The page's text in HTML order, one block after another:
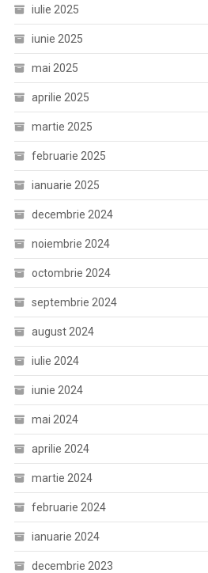
iulie 2025
iunie 2025
mai 2025
aprilie 2025
martie 2025
februarie 2025
ianuarie 2025
decembrie 2024
noiembrie 2024
octombrie 2024
septembrie 2024
august 2024
iulie 2024
iunie 2024
mai 2024
aprilie 2024
martie 2024
februarie 2024
ianuarie 2024
decembrie 2023